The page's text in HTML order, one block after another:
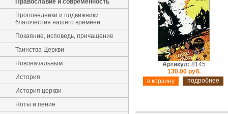
Православие и современность
Проповедники и подвижники
благочестия нашего времени
Покаяние, исповедь, причащение
Таинства Церкви
Новоначальным
История
История церкви
Ноты и пение
Артикул: 8145
130.00 руб.
подробнее